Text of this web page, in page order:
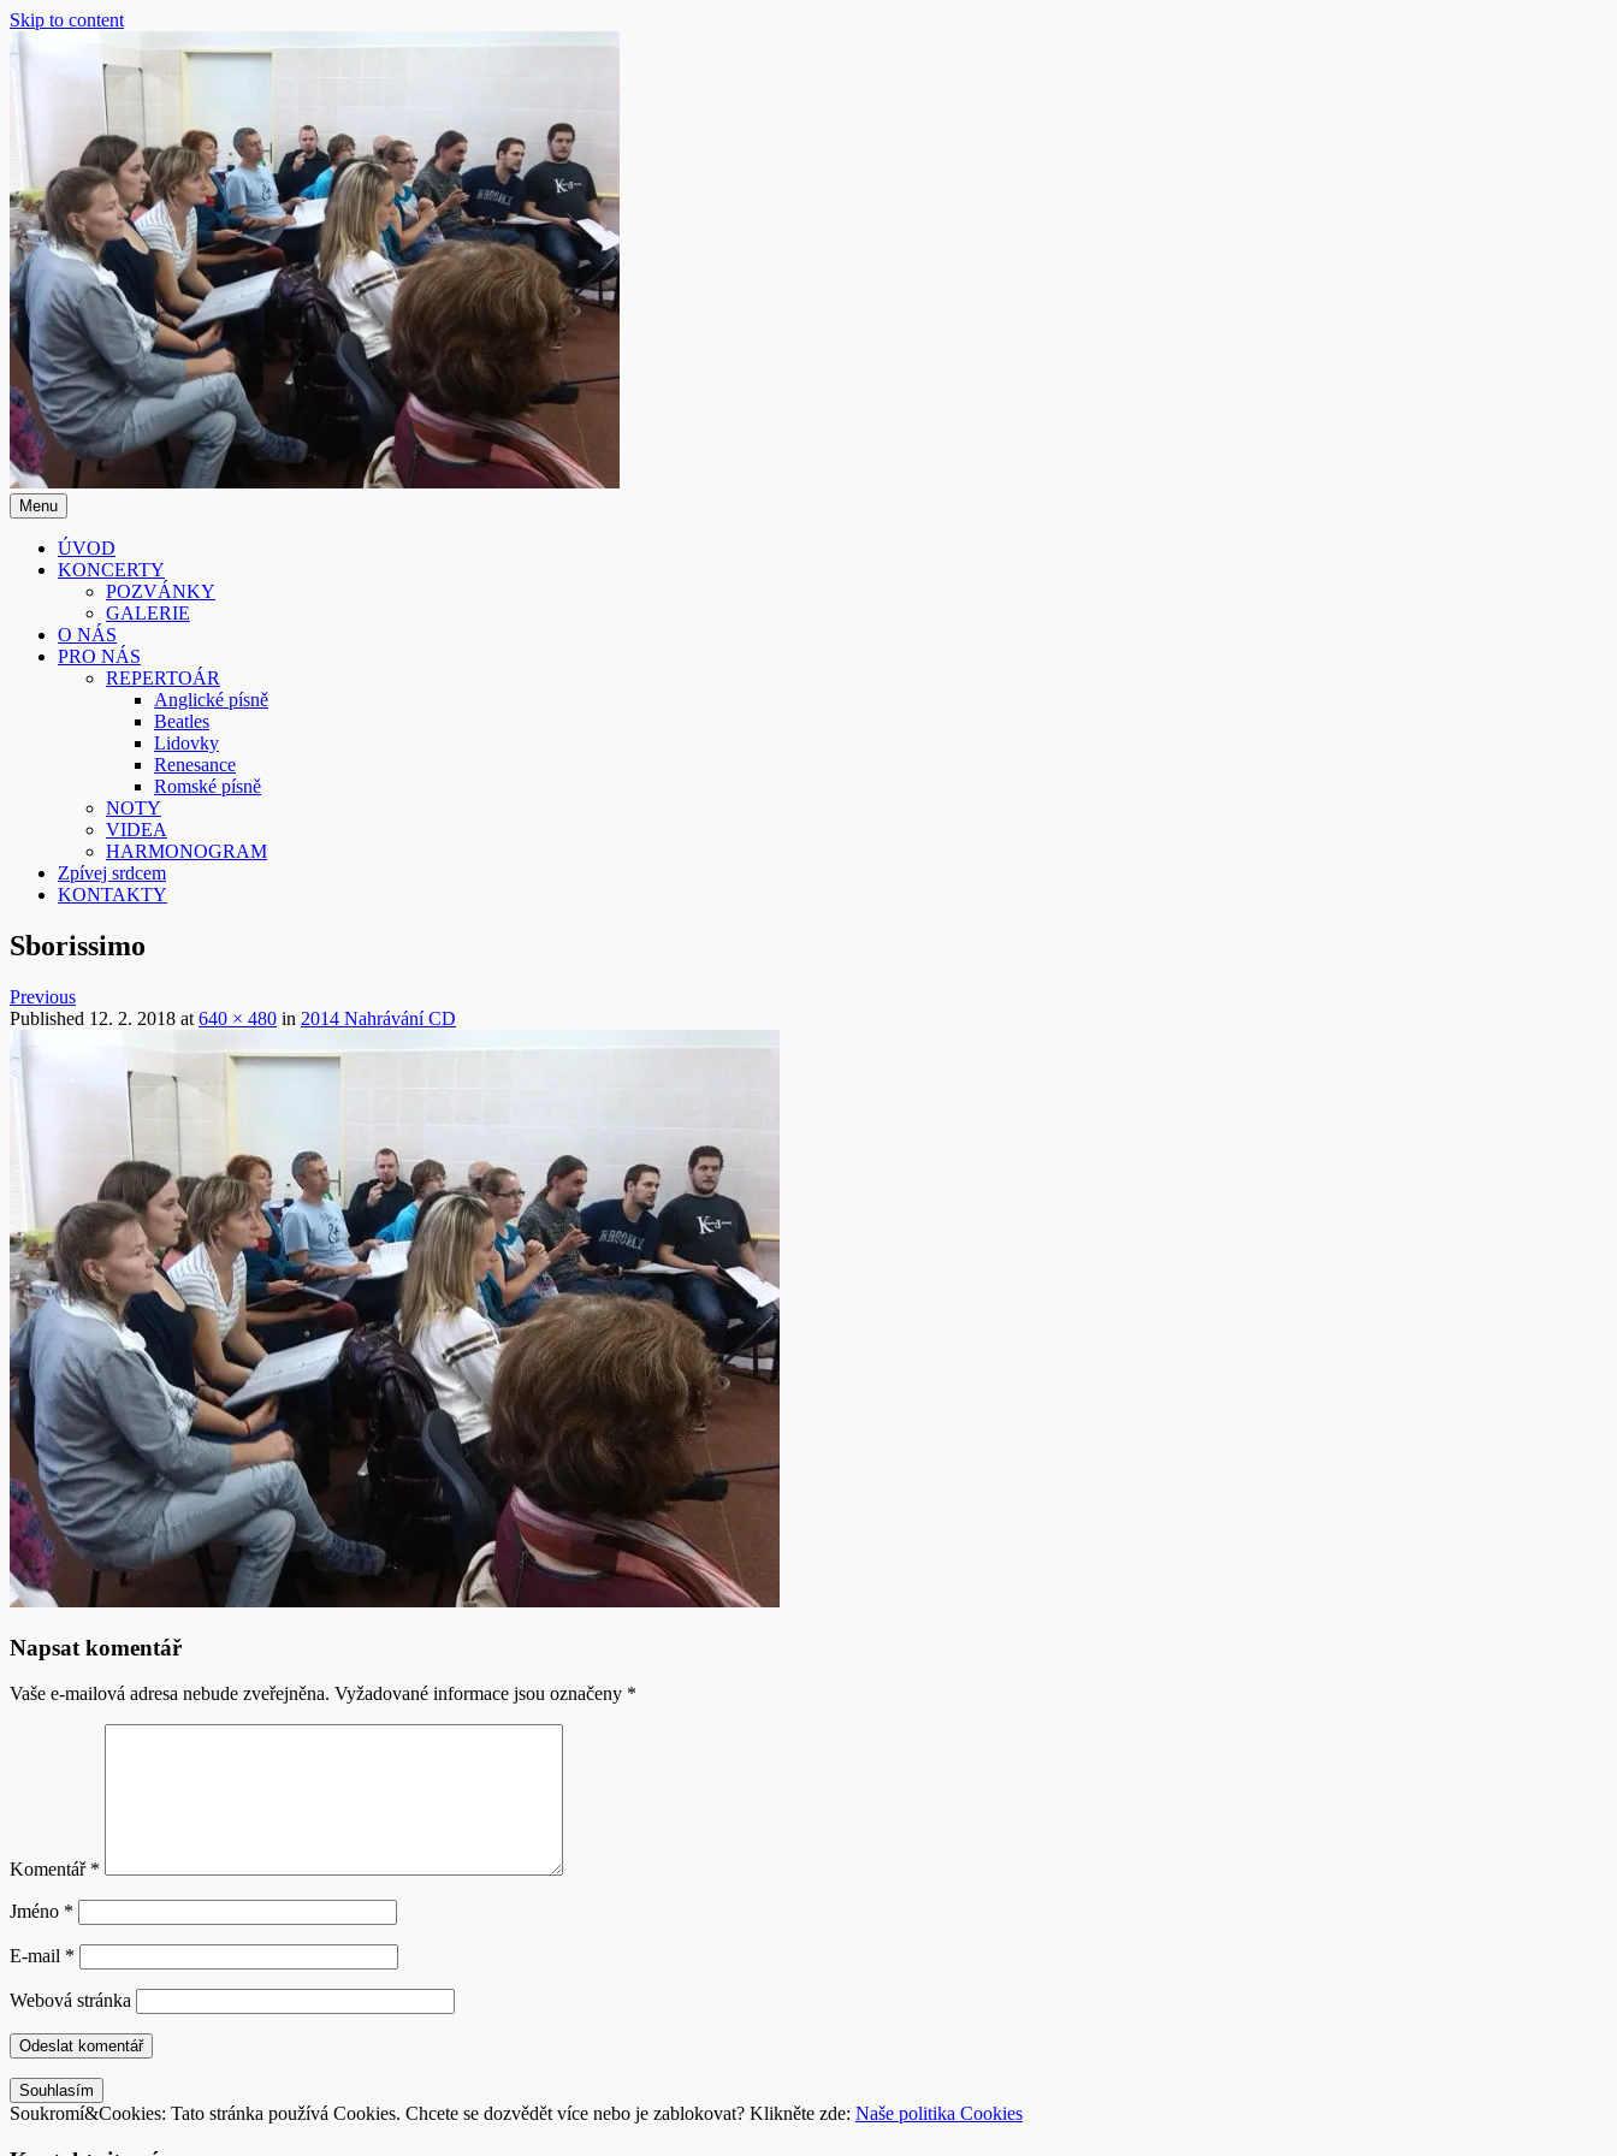
Skip to content
Sborissimo
Smíšený pěvecký sbor z Písku
Menu
ÚVOD
KONCERTY
POZVÁNKY
GALERIE
O NÁS
PRO NÁS
REPERTOÁR
Anglické písně
Beatles
Lidovky
Renesance
Romské písně
NOTY
VIDEA
HARMONOGRAM
Zpívej srdcem
KONTAKTY
Sborissimo
Previous
Published 12. 2. 2018 at 640 × 480 in 2014 Nahrávání CD
Napsat komentář
Vaše e-mailová adresa nebude zveřejněna. Vyžadované informace jsou označeny *
Komentář *
Jméno *
E-mail *
Webová stránka
Soukromí&Cookies: Tato stránka používá Cookies. Chcete se dozvědět více nebo je zablokovat? Klikněte zde: Naše politika Cookies